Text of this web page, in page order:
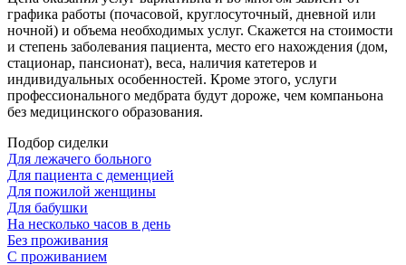
графика работы (почасовой, круглосуточный, дневной или
ночной) и объема необходимых услуг. Скажется на стоимости
и степень заболевания пациента, место его нахождения (дом,
стационар, пансионат), веса, наличия катетеров и
индивидуальных особенностей. Кроме этого, услуги
профессионального медбрата будут дороже, чем компаньона
без медицинского образования.
Подбор сиделки
Для лежачего больного
Для пациента с деменцией
Для пожилой женщины
Для бабушки
На несколько часов в день
Без проживания
С проживанием